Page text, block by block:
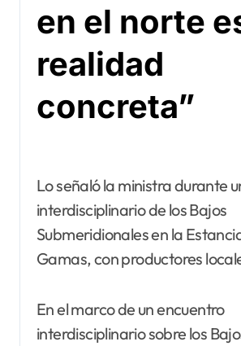
en el norte
realidad
concreta”
Lo señaló la ministra durante un encuentro
interdisciplinario de los Bajos
Submeridionales en la
Gamas, con productores
En el marco de un encuentro
interdisciplinario sobre los